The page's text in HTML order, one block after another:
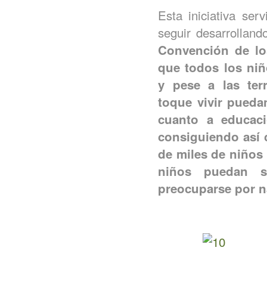
Esta iniciativa
seguir
Convención de
que todos los
y pese a las
toque vivir
cuanto a
consiguiendo así
de miles de
niños puedan
preocuparse por